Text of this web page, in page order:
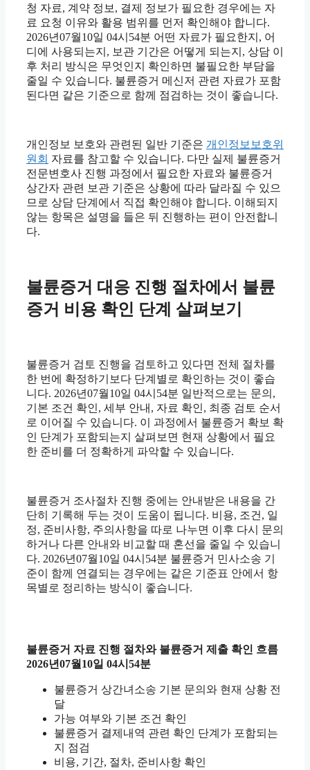
청 자료, 계약 정보, 결제 정보가 필요한 경우에는 자
료 요청 이유와 활용 범위를 먼저 확인해야 합니다.
2026년07월10일 04시54분 어떤 자료가 필요한지, 어
디에 사용되는지, 보관 기간은 어떻게 되는지, 상담 이
후 처리 방식은 무엇인지 확인하면 불필요한 부담을
줄일 수 있습니다. 불륜증거 메신저 관련 자료가 포함
된다면 같은 기준으로 함께 점검하는 것이 좋습니다.
개인정보 보호와 관련된 일반 기준은 개인정보보호위
원회 자료를 참고할 수 있습니다. 다만 실제 불륜증거
전문변호사 진행 과정에서 필요한 자료와 불륜증거
상간자 관련 보관 기준은 상황에 따라 달라질 수 있으
므로 상담 단계에서 직접 확인해야 합니다. 이해되지
않는 항목은 설명을 들은 뒤 진행하는 편이 안전합니
다.
불륜증거 대응 진행 절차에서 불륜
증거 비용 확인 단계 살펴보기
불륜증거 검토 진행을 검토하고 있다면 전체 절차를
한 번에 확정하기보다 단계별로 확인하는 것이 좋습
니다. 2026년07월10일 04시54분 일반적으로는 문의,
기본 조건 확인, 세부 안내, 자료 확인, 최종 검토 순서
로 이어질 수 있습니다. 이 과정에서 불륜증거 확보 확
인 단계가 포함되는지 살펴보면 현재 상황에서 필요
한 준비를 더 정확하게 파악할 수 있습니다.
불륜증거 조사절차 진행 중에는 안내받은 내용을 간
단히 기록해 두는 것이 도움이 됩니다. 비용, 조건, 일
정, 준비사항, 주의사항을 따로 나누면 이후 다시 문의
하거나 다른 안내와 비교할 때 혼선을 줄일 수 있습니
다. 2026년07월10일 04시54분 불륜증거 민사소송 기
준이 함께 연결되는 경우에는 같은 기준표 안에서 항
목별로 정리하는 방식이 좋습니다.
불륜증거 자료 진행 절차와 불륜증거 제출 확인 흐름
2026년07월10일 04시54분
불륜증거 상간녀소송 기본 문의와 현재 상황 전
달
가능 여부와 기본 조건 확인
불륜증거 결제내역 관련 확인 단계가 포함되는
지 점검
비용, 기간, 절차, 준비사항 확인